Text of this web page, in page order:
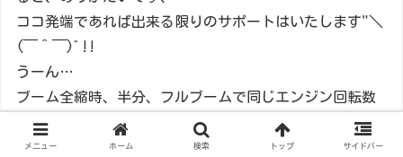
ココ発端であれば出来る限りのサポートはいたします"＼
(￣＾￣)ﾞ!!
うーん…
ブーム全縮時、半分、フルブームで同じエンジン回転数
でも起伏の早さって違いますよね?
起伏角度でも旋回の速度も違いますよね？
メニュー ホーム 検索 トップ サイドバー